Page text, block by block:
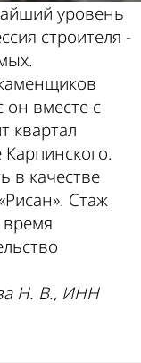
уровень
строителя -
он вместе с
квартал
Карпинского.
в качестве
Стаж
время
Н. В., ИНН